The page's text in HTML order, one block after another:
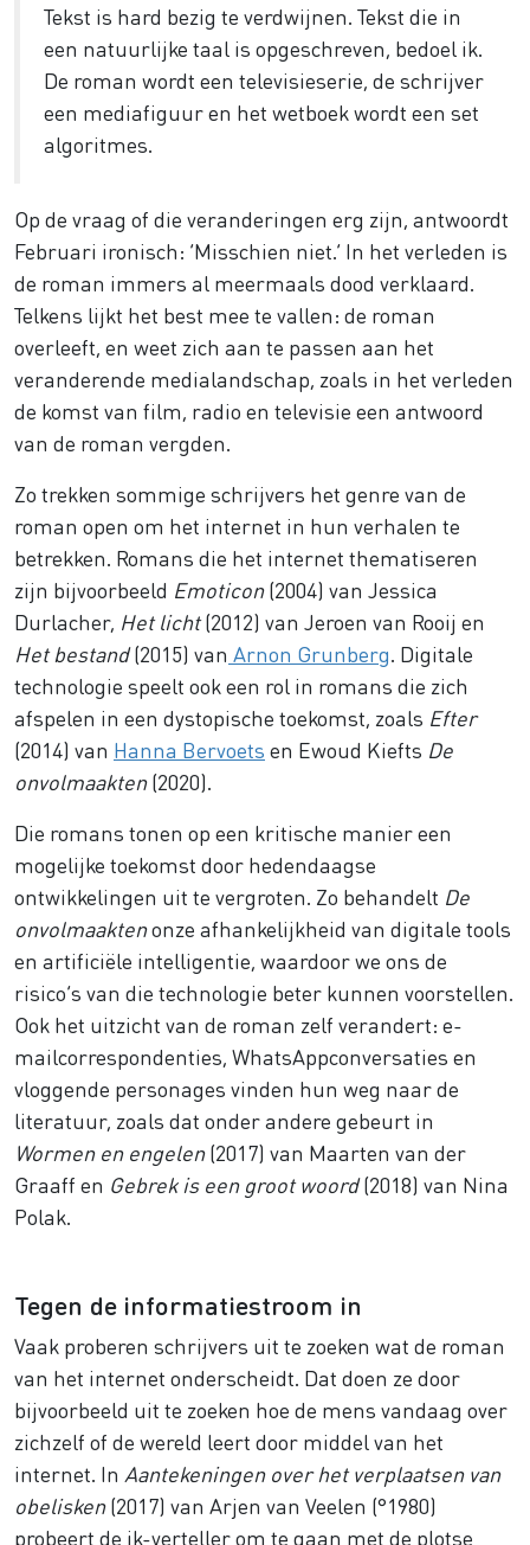
Tekst is hard bezig te verdwijnen. Tekst die in
een natuurlijke taal is opgeschreven, bedoel ik.
De roman wordt een televisieserie, de schrijver
een mediafiguur en het wetboek wordt een set
algoritmes.
Op de vraag of die veranderingen erg zijn, antwoordt
Februari ironisch: ‘Misschien niet.’ In het verleden is
de roman immers al meermaals dood verklaard.
Telkens lijkt het best mee te vallen: de roman
overleeft, en weet zich aan te passen aan het
veranderende medialandschap, zoals in het verleden
de komst van film, radio en televisie een antwoord
van de roman vergden.
Zo trekken sommige schrijvers het genre van de
roman open om het internet in hun verhalen te
betrekken. Romans die het internet thematiseren
zijn bijvoorbeeld Emoticon(2004) van Jessica
Durlacher, Het licht(2012) van Jeroen van Rooij en
Het bestand(2015) van Arnon Grunberg . Digitale
technologie speelt ook een rol in romans die zich
afspelen in een dystopische toekomst, zoals Efter
(2014) van Hanna Bervoets en Ewoud Kiefts De
onvolmaakten(2020).
Die romans tonen op een kritische manier een
mogelijke toekomst door hedendaagse
ontwikkelingen uit te vergroten. Zo behandelt De
onvolmaaktenonze afhankelijkheid van digitale tools
en artificiële intelligentie, waardoor we ons de
risico’s van die technologie beter kunnen voorstellen.
Ook het uitzicht van de roman zelf verandert: e-
mailcorrespondenties, WhatsAppconversaties en
vloggende personages vinden hun weg naar de
literatuur, zoals dat onder andere gebeurt in
Wormen en engelen(2017) van Maarten van der
Graaff en Gebrek is een groot woord(2018) van Nina
Polak.
Tegen de informatiestroom in
Vaak proberen schrijvers uit te zoeken wat de roman
van het internet onderscheidt. Dat doen ze door
bijvoorbeeld uit te zoeken hoe de mens vandaag over
zichzelf of de wereld leert door middel van het
internet. In Aantekeningen over het verplaatsen van
obelisken(2017) van Arjen van Veelen (°1980)
probeert de ik-verteller om te gaan met de plotse